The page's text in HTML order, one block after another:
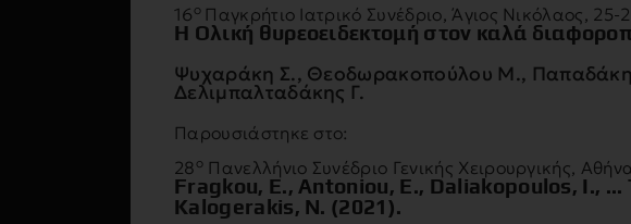
16 ο Παγκρήτιο Ιατρικό Συνέδριο, Άγιος Νικόλαος,
Η Ολική θυρεοειδεκτομή στον καλά
Ψυχαράκη Σ., Θεοδωρακοπούλου Μ., Παπαδάκη
Δελιμπαλταδάκης Γ.
Παρουσιάστηκε στο:
28 οΠανελλήνιο Συνέδριο Γενικής Χειρουργικής,
Fragkou, E., Antoniou, E., Daliakopoulos, I.,
Kalogerakis, N. (2021).